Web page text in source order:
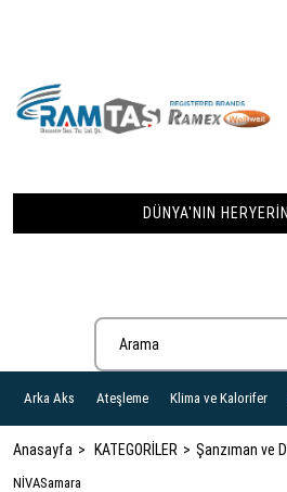
DÜNYA'NIN
Arka Aks Ateşleme Klima ve Kalorifer
Anasayfa KATEGORİLER Şanzıman ve
NİVASamara